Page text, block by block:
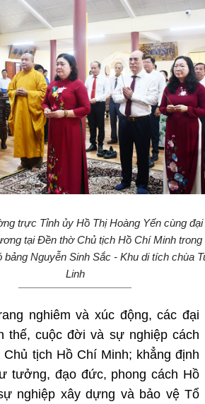
trực Tỉnh ủy Hồ Thị Hoàng Yến cùng đại
tại Đền thờ Chủ tịch Hồ Chí Minh trong
bảng Nguyễn Sinh Sắc - Khu di tích chùa
Linh
nghiêm và xúc động, các đại
thế, cuộc đời và sự nghiệp cách
tịch Hồ Chí Minh; khẳng định
tưởng, đạo đức, phong cách Hồ
nghiệp xây dựng và bảo vệ Tổ